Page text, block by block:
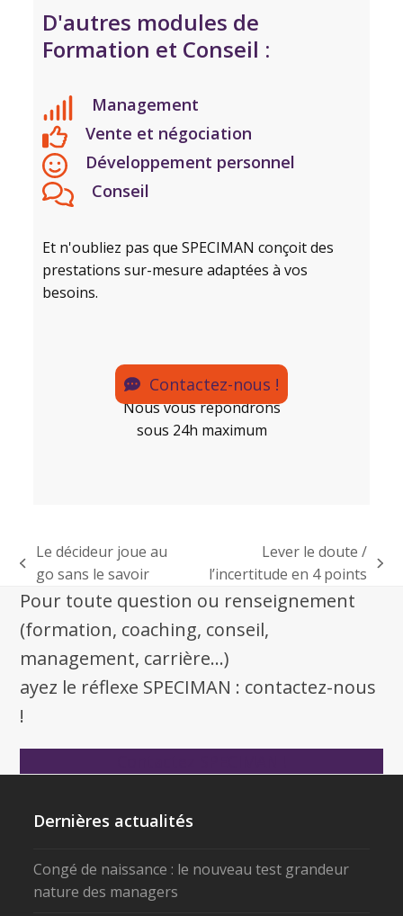
D'autres modules de
Formation et Conseil :
Management
Vente et négociation
Développement personnel
Conseil
Et n'oubliez pas que SPECIMAN conçoit des
prestations sur-mesure adaptées à vos
besoins.
Contactez-nous !
Nous vous répondrons
sous 24h maximum
Le décideur joue au
go sans le savoir
Lever le doute /
l’incertitude en 4 points
Pour toute question ou renseignement
(formation, coaching, conseil,
management, carrière...)
ayez le réflexe SPECIMAN : contactez-nous
!
Dernières actualités
Congé de naissance : le nouveau test grandeur
nature des managers